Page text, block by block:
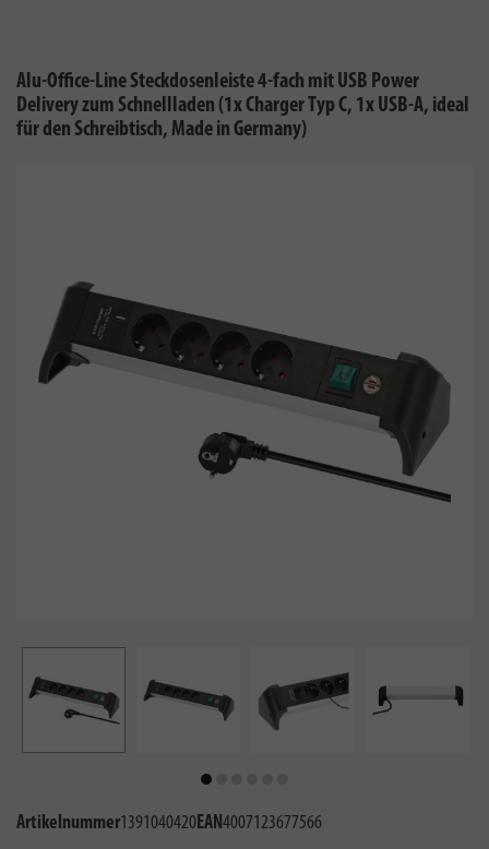
Alu-Office-Line Steckdosenleiste 4-fach mit USB Power
Delivery zum Schnellladen (1x Charger Typ C, 1x USB-A, ideal
für den Schreibtisch, Made in Germany)
Artikelnummer1391040420EAN4007123677566